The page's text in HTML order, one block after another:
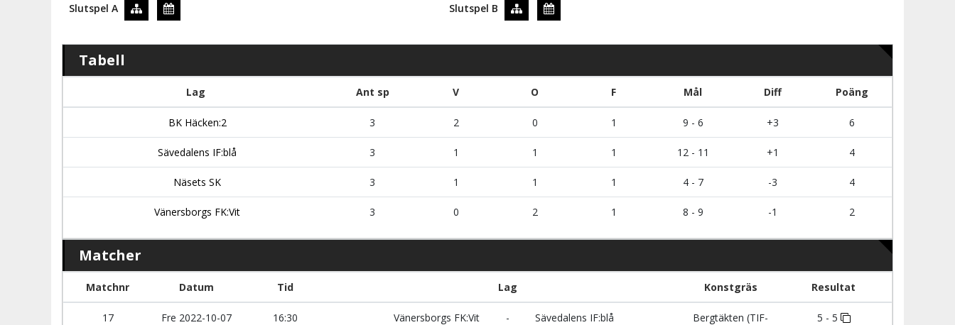
Slutspel A Slutspel B
Tabell
Lag Ant sp V O F Mål Diff Poäng
BK Häcken:2 3 2 0 1 9 - 6 +3 6
Sävedalens IF:blå 3 1 1 1 12 - 11 +1 4
Näsets SK 3 1 1 1 4 - 7 -3 4
Vänersborgs FK:Vit 3 0 2 1 8 - 9 -1 2
Matcher
Matchnr Datum Tid Lag Konstgräs Resultat
17 Fre 2022-10-07 16:30 Vänersborgs FK:Vit - Sävedalens IF:blå
Bergtäkten (TIF-
5 - 5